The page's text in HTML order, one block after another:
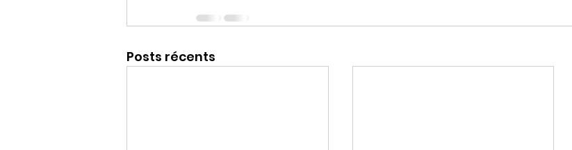
Posts récents